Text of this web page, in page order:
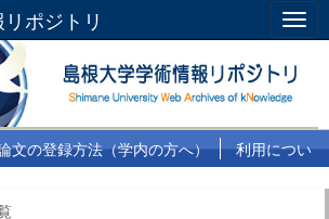
ポジトリ
文の登録方法（学内の方へ）
利用につい